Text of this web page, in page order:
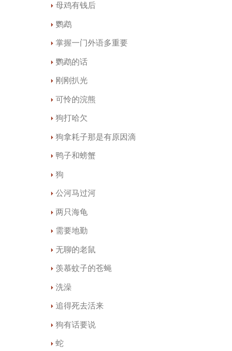
母鸡有钱后
鹦鹉
掌握一门外语多重要
鹦鹉的话
刚刚扒光
可怜的浣熊
狗打哈欠
狗拿耗子那是有原因滴
鸭子和螃蟹
狗
公河马过河
两只海龟
需要地勤
无聊的老鼠
羡慕蚊子的苍蝇
洗澡
追得死去活来
狗有话要说
蛇